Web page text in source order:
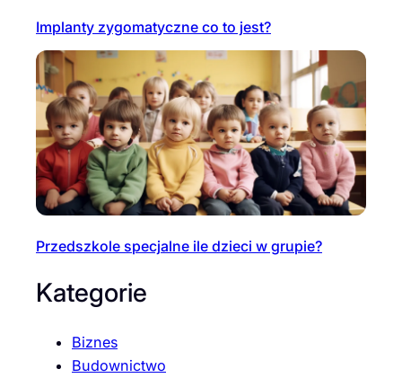
Implanty zygomatyczne co to jest?
Przedszkole specjalne ile dzieci w grupie?
Kategorie
Biznes
Budownictwo